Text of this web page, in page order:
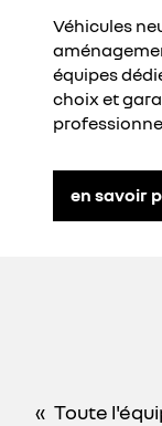
Véhicules
équipes
choix et
en savoir
Toute